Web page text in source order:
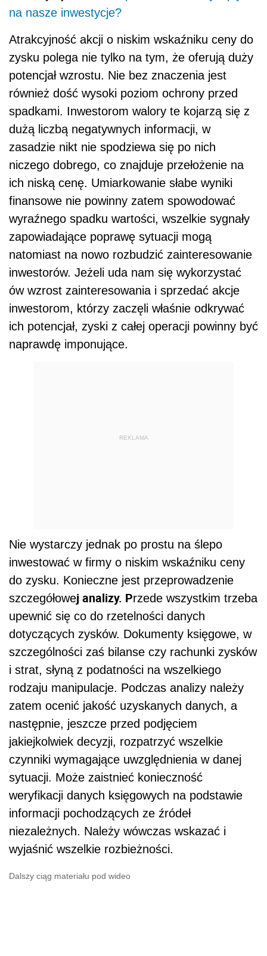
na nasze inwestycje?
Atrakcyjność akcji o niskim wskaźniku ceny do
zysku polega nie tylko na tym, że oferują duży
potencjał wzrostu. Nie bez znaczenia jest
również dość wysoki poziom ochrony przed
spadkami. Inwestorom walory te kojarzą się z
dużą liczbą negatywnych informacji, w
zasadzie nikt nie spodziewa się po nich
niczego dobrego, co znajduje przełożenie na
ich niską cenę. Umiarkowanie słabe wyniki
finansowe nie powinny zatem spowodować
wyraźnego spadku wartości, wszelkie sygnały
zapowiadające poprawę sytuacji mogą
natomiast na nowo rozbudzić zainteresowanie
inwestorów. Jeżeli uda nam się wykorzystać
ów wzrost zainteresowania i sprzedać akcje
inwestorom, którzy zaczęli właśnie odkrywać
ich potencjał, zyski z całej operacji powinny być
naprawdę imponujące.
REKLAMA
Nie wystarczy jednak po prostu na ślepo
inwestować w firmy o niskim wskaźniku ceny
do zysku. Konieczne jest przeprowadzenie
szczegółowej analizy. Przede wszystkim trzeba
upewnić się co do rzetelności danych
dotyczących zysków. Dokumenty księgowe, w
szczególności zaś bilanse czy rachunki zysków
i strat, słyną z podatności na wszelkiego
rodzaju manipulacje. Podczas analizy należy
zatem ocenić jakość uzyskanych danych, a
następnie, jeszcze przed podjęciem
jakiejkolwiek decyzji, rozpatrzyć wszelkie
czynniki wymagające uwzględnienia w danej
sytuacji. Może zaistnieć konieczność
weryfikacji danych księgowych na podstawie
informacji pochodzących ze źródeł
niezależnych. Należy wówczas wskazać i
wyjaśnić wszelkie rozbieżności.
Dalszy ciąg materiału pod wideo